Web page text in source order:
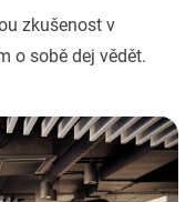
zkušenost v
o sobě dej vědět.